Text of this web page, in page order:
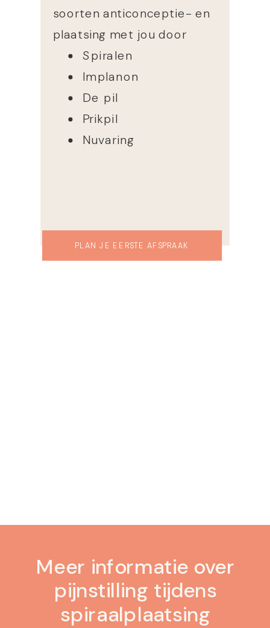
soorten anticonceptie- en
plaatsing met jou door
Spiralen
Implanon
De pil
Prikpil
Nuvaring
PLAN JE EERSTE AFSPRAAK
Meer informatie over
pijnstilling tijdens
spiraalplaatsing